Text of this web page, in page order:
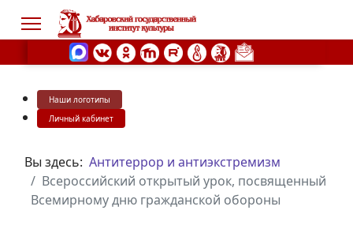
Наши логотипы
Личный кабинет
Вы здесь: Антитеррор и антиэкстремизм
Всероссийский открытый урок, посвященный
Всемирному дню гражданской обороны